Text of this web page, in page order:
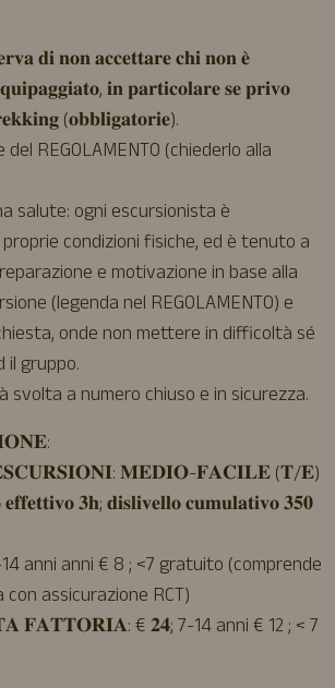
𝐝𝐢 𝐧𝐨𝐧 𝐚𝐜𝐜𝐞𝐭𝐭𝐚𝐫𝐞 𝐜𝐡𝐢 𝐧𝐨𝐧 𝐞̀
𝐢𝐧 𝐩𝐚𝐫𝐭𝐢𝐜𝐨𝐥𝐚𝐫𝐞 𝐬𝐞 𝐩𝐫𝐢𝐯𝐨
(𝐨𝐛𝐛𝐥𝐢𝐠𝐚𝐭𝐨𝐫𝐢𝐞).
REGOLAMENTO (chiederlo alla
salute: ogni escursionista è
condizioni fisiche, ed è tenuto a
e motivazione in base alla
(legenda nel REGOLAMENTO) e
onde non mettere in difficoltà sé
il gruppo.
svolta a numero chiuso e in sicurezza.
𝐌𝐄𝐃𝐈𝐎-𝐅𝐀𝐂𝐈𝐋𝐄 (𝐓/𝐄)
𝟑𝐡; 𝐝𝐢𝐬𝐥𝐢𝐯𝐞𝐥𝐥𝐨 𝐜𝐮𝐦𝐮𝐥𝐚𝐭𝐢𝐯𝐨 𝟑𝟓𝟎
anni anni € 8 ; <7 gratuito (comprende
assicurazione RCT)
€ 𝟐𝟒; 7-14 anni € 12 ; < 7